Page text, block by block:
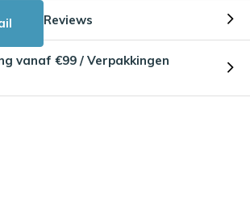
Reviews
vanaf €99 / Verpakkingen